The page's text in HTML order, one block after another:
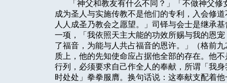
「神父和教友有什么不同？」「不做神父
成为圣人与实施传教不是他们的专利，入会修
人人成圣乃教会之愿望。」司铎与会士是继承
一项，「我依照天主大能的功效所赐与我的恩
了福音，为能与人共占福音的恩许。」（格前九
质上，他的先知使命应占据他全部的存在。
行列，必须要求自己作全人的奉献，所谓「我
时处处」拳拳服膺。换句话说：这奉献支配着